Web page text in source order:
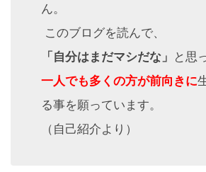
ん。
このブログを読んで、
「自分はまだマシだな」 と思
一人でも多くの方が前向きに
る事を願っています。
（自己紹介より）